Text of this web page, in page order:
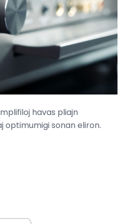
havas pliajn
optimumigi sonan eliron.